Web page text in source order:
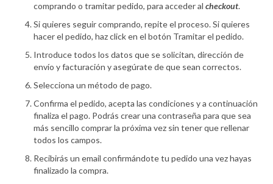
comprando o tramitar pedido, para acceder al checkout.
Si quieres seguir comprando, repite el proceso. Si quieres
hacer el pedido, haz click en el botón Tramitar el pedido.
Introduce todos los datos que se solicitan, dirección de
envío y facturación y asegúrate de que sean correctos.
Selecciona un método de pago.
Confirma el pedido, acepta las condiciones y a continuación
finaliza el pago. Podrás crear una contraseña para que sea
más sencillo comprar la próxima vez sin tener que rellenar
todos los campos.
Recibirás un email confirmándote tu pedido una vez hayas
finalizado la compra.